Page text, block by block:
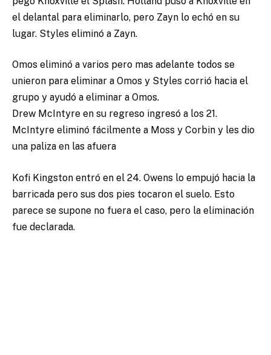
el delantal para eliminarlo, pero Zayn lo echó en su
lugar. Styles eliminó a Zayn.
Omos eliminó a varios pero mas adelante todos se
unieron para eliminar a Omos y Styles corrió hacia el
grupo y ayudó a eliminar a Omos.
Drew McIntyre en su regreso ingresó a los 21.
McIntyre eliminó fácilmente a Moss y Corbin y les dio
una paliza en las afuera
Kofi Kingston entró en el 24. Owens lo empujó hacia la
barricada pero sus dos pies tocaron el suelo. Esto
parece se supone no fuera el caso, pero la eliminación
fue declarada.